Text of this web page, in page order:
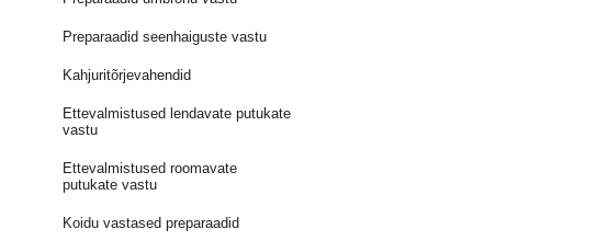
Preparaadid seenhaiguste vastu
Kahjuritõrjevahendid
Ettevalmistused lendavate putukate
vastu
Ettevalmistused roomavate
putukate vastu
Koidu vastased preparaadid